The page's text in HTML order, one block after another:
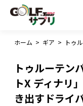
ホーム > ギア >
トゥルーテン
トX ディナリ
き出すドライ